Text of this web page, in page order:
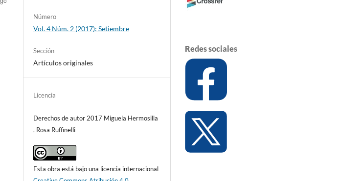
Número
Vol. 4 Núm. 2 (2017): Setiembre
Sección
Artículos originales
Licencia
Derechos de autor 2017 Miguela Hermosilla
, Rosa Ruffinelli
Esta obra está bajo una licencia internacional
Redes sociales